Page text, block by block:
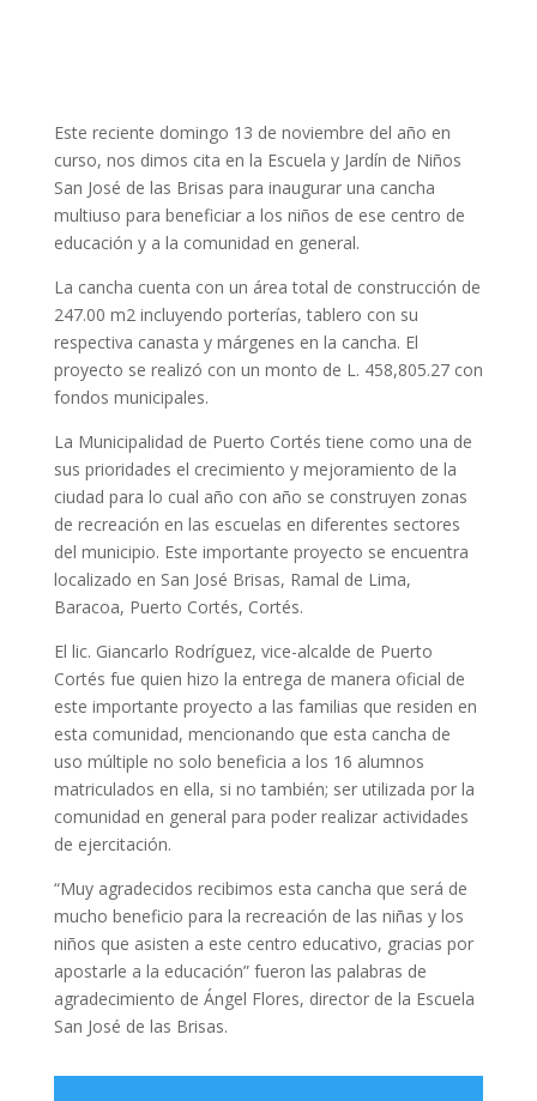
Este reciente domingo 13 de noviembre del año en
curso, nos dimos cita en la Escuela y Jardín de Niños
San José de las Brisas para inaugurar una cancha
multiuso para beneficiar a los niños de ese centro de
educación y a la comunidad en general.
La cancha cuenta con un área total de construcción de
247.00 m2 incluyendo porterías, tablero con su
respectiva canasta y márgenes en la cancha. El
proyecto se realizó con un monto de L. 458,805.27 con
fondos municipales.
La Municipalidad de Puerto Cortés tiene como una de
sus prioridades el crecimiento y mejoramiento de la
ciudad para lo cual año con año se construyen zonas
de recreación en las escuelas en diferentes sectores
del municipio. Este importante proyecto se encuentra
localizado en San José Brisas, Ramal de Lima,
Baracoa, Puerto Cortés, Cortés.
El lic. Giancarlo Rodríguez, vice-alcalde de Puerto
Cortés fue quien hizo la entrega de manera oficial de
este importante proyecto a las familias que residen en
esta comunidad, mencionando que esta cancha de
uso múltiple no solo beneficia a los 16 alumnos
matriculados en ella, si no también; ser utilizada por la
comunidad en general para poder realizar actividades
de ejercitación.
“Muy agradecidos recibimos esta cancha que será de
mucho beneficio para la recreación de las niñas y los
niños que asisten a este centro educativo, gracias por
apostarle a la educación” fueron las palabras de
agradecimiento de Ángel Flores, director de la Escuela
San José de las Brisas.